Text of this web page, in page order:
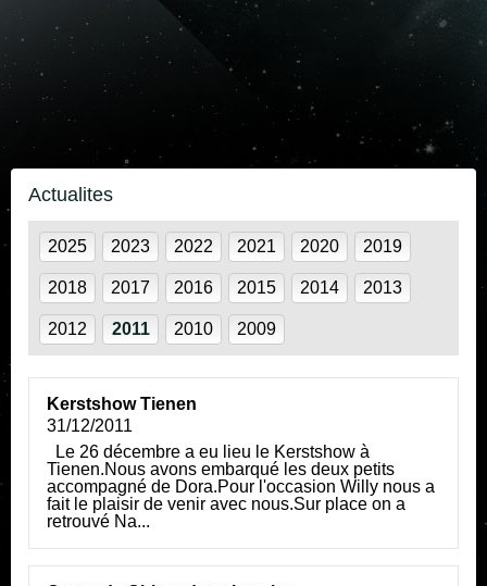
Actualites
2025 2023 2022 2021 2020 2019
2018 2017 2016 2015 2014 2013
2012 2011 2010 2009
Kerstshow Tienen
31/12/2011
Le 26 décembre a eu lieu le Kerstshow à
Tienen.Nous avons embarqué les deux petits
accompagné de Dora.Pour l'occasion Willy nous a
fait le plaisir de venir avec nous.Sur place on a
retrouvé Na...